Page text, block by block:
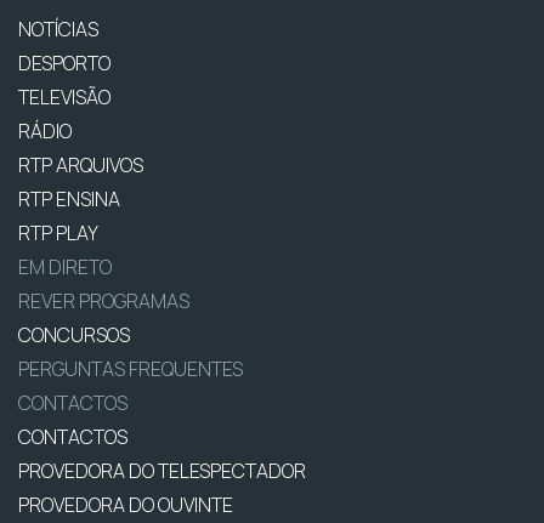
NOTÍCIAS
DESPORTO
TELEVISÃO
RÁDIO
RTP ARQUIVOS
RTP ENSINA
RTP PLAY
EM DIRETO
REVER PROGRAMAS
CONCURSOS
PERGUNTAS FREQUENTES
CONTACTOS
CONTACTOS
PROVEDORA DO TELESPECTADOR
PROVEDORA DO OUVINTE